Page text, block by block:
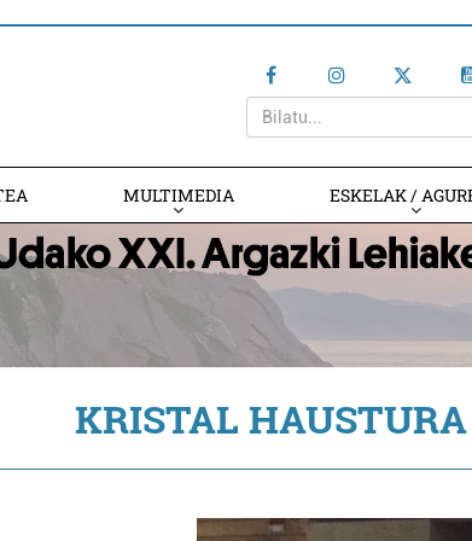
MULTIMEDIA ESKELAK /
KRISTAL HAUSTURA